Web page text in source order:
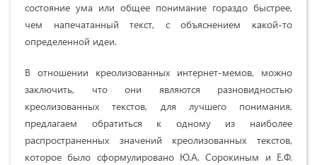
состояние ума или общее понимание гораздо быстрее,
чем напечатанный текст, с объяснением какой-то
определенной идеи.
В отношении креолизованных интернет-мемов, можно
заключить, что они являются разновидностью
креолизованных текстов, для лучшего понимания,
предлагаем обратиться к одному из наиболее
распространенных значений креолизованных текстов,
которое было сформулировано Ю.А. Сорокиным и Е.Ф.